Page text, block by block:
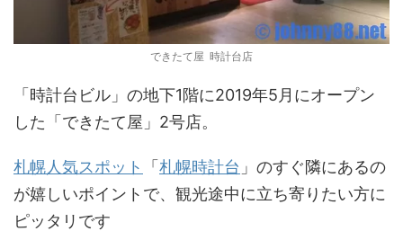
できたて屋 時計台店
「時計台ビル」の地下1階に2019年5月にオープン
した「できたて屋」2号店。
札幌人気スポット 「 札幌時計台 」のすぐ隣にあるの
が嬉しいポイントで、観光途中に立ち寄りたい方に
ピッタリです